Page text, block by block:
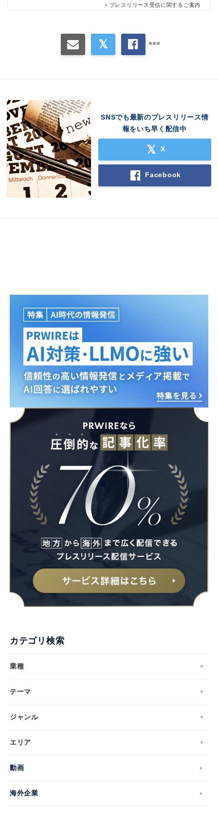
プレスリリース受信に関するご案内
SNSでも最新のプレスリリース情
報をいち早く配信中
X
Facebook
カテゴリ検索
業種
テーマ
ジャンル
エリア
動画
海外企業
English